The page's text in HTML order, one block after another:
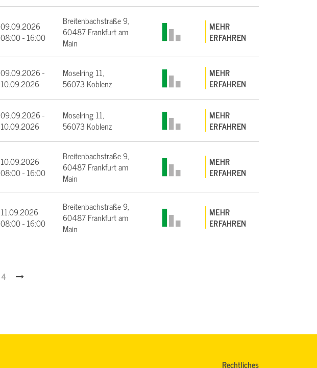
09.09.2026
08:00 - 16:00
Breitenbachstraße 9,
60487 Frankfurt am
Main
MEHR
ERFAHREN
09.09.2026 -
10.09.2026
Moselring 11,
56073 Koblenz
MEHR
ERFAHREN
09.09.2026 -
10.09.2026
Moselring 11,
56073 Koblenz
MEHR
ERFAHREN
10.09.2026
08:00 - 16:00
Breitenbachstraße 9,
60487 Frankfurt am
Main
MEHR
ERFAHREN
11.09.2026
08:00 - 16:00
Breitenbachstraße 9,
60487 Frankfurt am
Main
MEHR
ERFAHREN
4
Rechtliches